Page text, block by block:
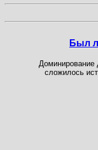
Был
сложилось